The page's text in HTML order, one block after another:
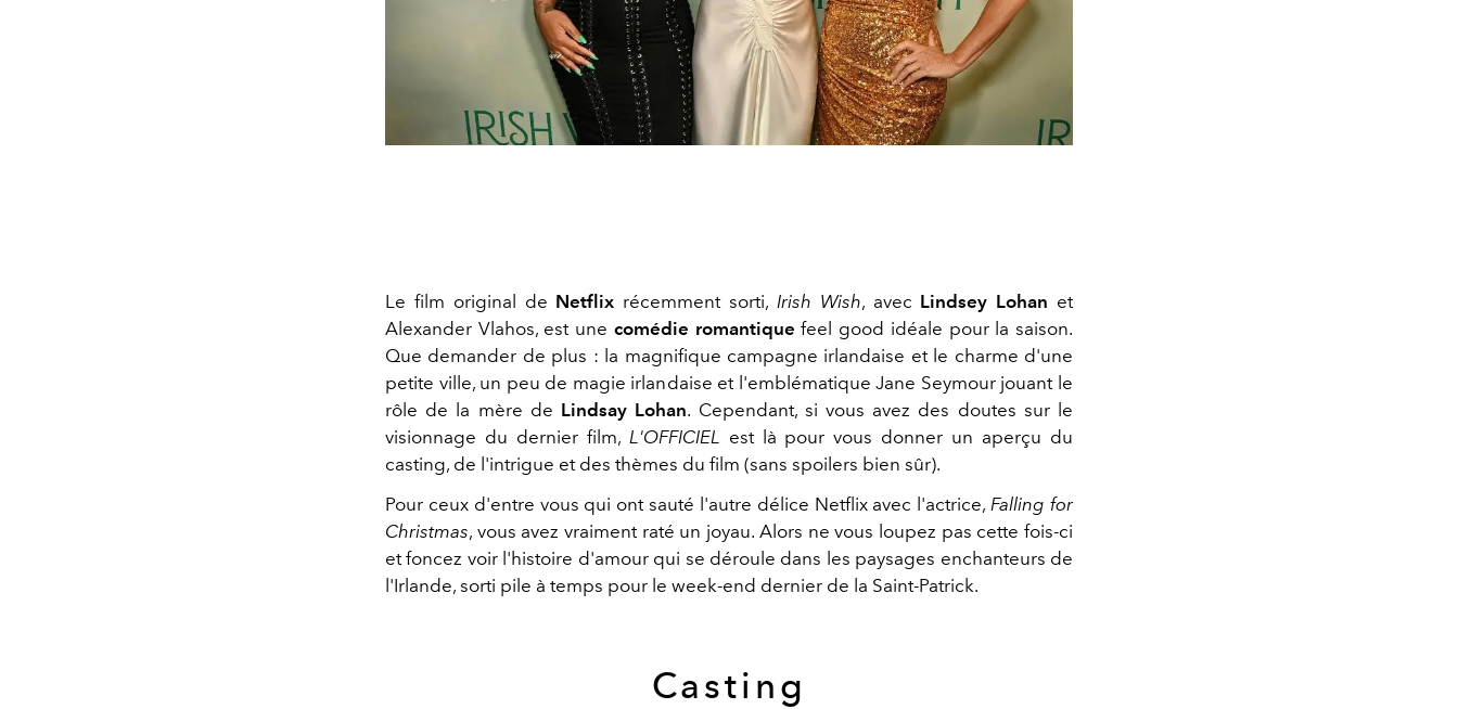
Le film original de Netflix récemment sorti, Irish Wish, avec Lindsey Lohan et
Alexander Vlahos, est une comédie romantique feel good idéale pour la saison.
Que demander de plus : la magnifique campagne irlandaise et le charme d'une
petite ville, un peu de magie irlandaise et l'emblématique Jane Seymour jouant le
rôle de la mère de Lindsay Lohan. Cependant, si vous avez des doutes sur le
visionnage du dernier film, L'OFFICIEL est là pour vous donner un aperçu du
casting, de l'intrigue et des thèmes du film (sans spoilers bien sûr).
Pour ceux d'entre vous qui ont sauté l'autre délice Netflix avec l'actrice, Falling for
Christmas, vous avez vraiment raté un joyau. Alors ne vous loupez pas cette fois-ci
et foncez voir l'histoire d'amour qui se déroule dans les paysages enchanteurs de
l'Irlande, sorti pile à temps pour le week-end dernier de la Saint-Patrick.
Casting